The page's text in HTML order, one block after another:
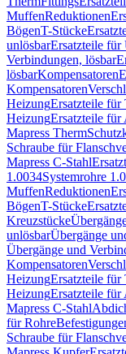
MuffenReduktionen
BögenT-Stücke
unlösbarErsatzteile für
Verbindungen, lösbar
lösbarKompensatoren
Kompensatoren
HeizungErsatzteile für
HeizungErsatzteile für
Mapress Therm
Schraube für
Mapress C-Stahl
1.0034Systemrohre
MuffenReduktionen
BögenT-Stücke
Kreuzstücke
unlösbarÜbergänge
Übergänge und
Kompensatoren
HeizungErsatzteile für
HeizungErsatzteile für
Mapress C-Stahl
für Rohre
Schraube für